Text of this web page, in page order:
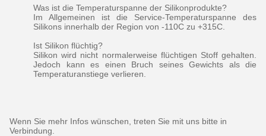
Was ist die Temperaturspanne der Silikonprodukte?
Im Allgemeinen ist die Service-Temperaturspanne des
Silikons innerhalb der Region von -110C zu +315C.
Ist Silikon flüchtig?
Silikon wird nicht normalerweise flüchtigen Stoff gehalten.
Jedoch kann es einen Bruch seines Gewichts als die
Temperaturanstiege verlieren.
Wenn Sie mehr Infos wünschen, treten Sie mit uns bitte in
Verbindung.